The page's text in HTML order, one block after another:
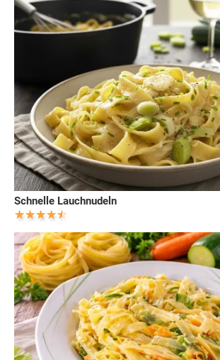
Schnelle Lauchnudeln